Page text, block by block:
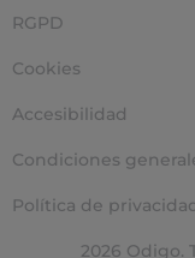
2026 Odigo.
RGPD
Cookies
Accesibilidad
Condiciones
Política de